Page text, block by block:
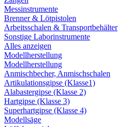
Messinstrumente
Brenner & Lötpistolen
Arbeitsschalen & Transportbehälter
Sonstige Laborinstrumente
Alles anzeigen
Modellherstellung
Modellherstellung
Anmischbecher, Anmischschalen
Artikulationsgipse (Klasse1)
Alabastergipse (Klasse 2)
Hartgipse (Klasse 3)
Superhartgipse (Klasse 4)
Modellsäge